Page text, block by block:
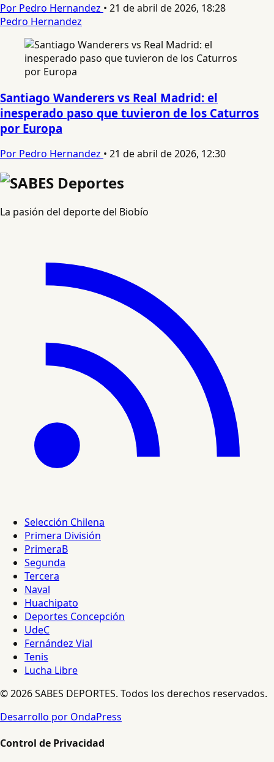
Por Pedro Hernandez • 21 de abril de 2026, 18:28
Pedro Hernandez
Santiago Wanderers vs Real Madrid: el
inesperado paso que tuvieron de los Caturros
por Europa
Por Pedro Hernandez • 21 de abril de 2026, 12:30
La pasión del deporte del Biobío
Selección Chilena
Primera División
PrimeraB
Segunda
Tercera
Naval
Huachipato
Deportes Concepción
UdeC
Fernández Vial
Tenis
Lucha Libre
© 2026 SABES DEPORTES. Todos los derechos reservados.
Desarrollo por OndaPress
Control de Privacidad